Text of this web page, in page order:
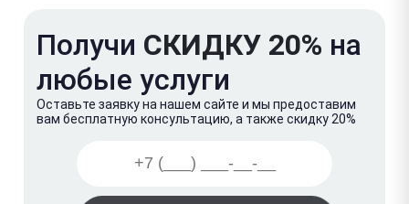
Получи СКИДКУ 20% на
любые услуги
Оставьте заявку на нашем сайте и мы предоставим
вам бесплатную консультацию, а также скидку 20%